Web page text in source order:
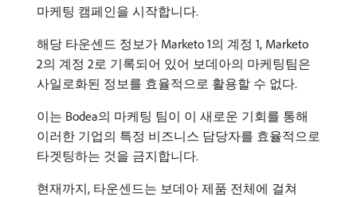
마케팅 캠페인을 시작합니다.
해당 타운센드 정보가 Marketo 1의 계정 1, Marketo
2의 계정 2로 기록되어 있어 보데아의 마케팅팀은
사일로화된 정보를 효율적으로 활용할 수 없다.
이는 Bodea의 마케팅 팀이 이 새로운 기회를 통해
이러한 기업의 특정 비즈니스 담당자를 효율적으로
타겟팅하는 것을 금지합니다.
현재까지, 타운센드는 보데아 제품 전체에 걸쳐